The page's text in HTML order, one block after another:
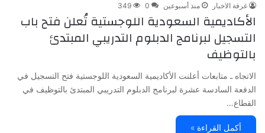
غرفة الاخبار منذ أسبوعين 0
349
الأكاديمية السعودية اللوجستية تُعلن فتح باب
التسجيل لبرنامج الدبلوم التدريبي المبتدئ
بالتوظيف
الاتجاه ـ متابعات أعلنت الأكاديمية السعودية اللوجستية فتح التسجيل في
الدفعة السادسة عشرة لبرنامج الدبلوم التدريبي المبتدئ بالتوظيف في
القطاع…
أكمل القراءة »